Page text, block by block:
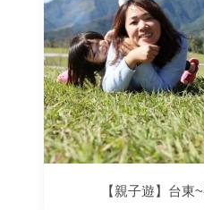
【親子遊】台東